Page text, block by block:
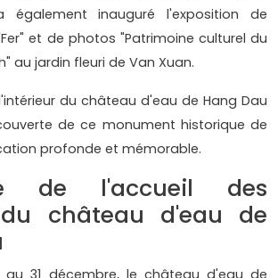
également inauguré l'exposition de
et de photos "Patrimoine culturel du
au jardin fleuri de Van Xuan.
du château d'eau de Hang Dau
de ce monument historique de
profonde et mémorable.
de l'accueil des
château d'eau de
au 31 décembre, le château d'eau de